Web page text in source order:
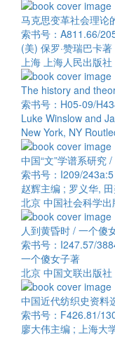
马克思变革社会理论
索书号：A811.66/
(美) 保罗·赞瑞巴卡
上海 上海人民出版社
The history and
索书号：H05-09/
Luke Winslow and
New York, NY
中国“文”学谱系研究
索书号：I209/243a:5
赵辉主编 ; 罗义华,
北京 中国社会科学
人到黄昏时 / 一个傻
索书号：I247.57/
一个傻女子著
北京 中国文联出版社
中国近代纺织史资
索书号：F426.81/
廖大伟主编 ; 上海大